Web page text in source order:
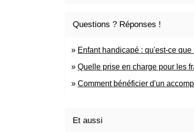
Questions ? Réponses !
Enfant handicapé : qu'est-ce
Quelle prise en charge pour les
Comment bénéficier d'un
Et aussi